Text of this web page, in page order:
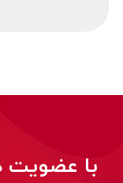
با عضویت